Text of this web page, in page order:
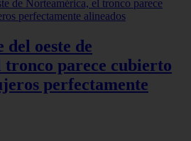
oeste de
parece cubierto
perfectamente